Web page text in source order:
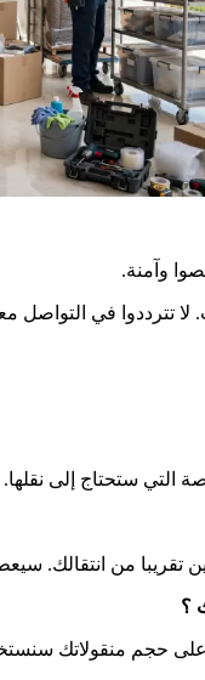
وآمنة.
للحصول على أفضل سعر
التي ستحتاج إلى نقلها.
تقريبا من انتقالك.
؟